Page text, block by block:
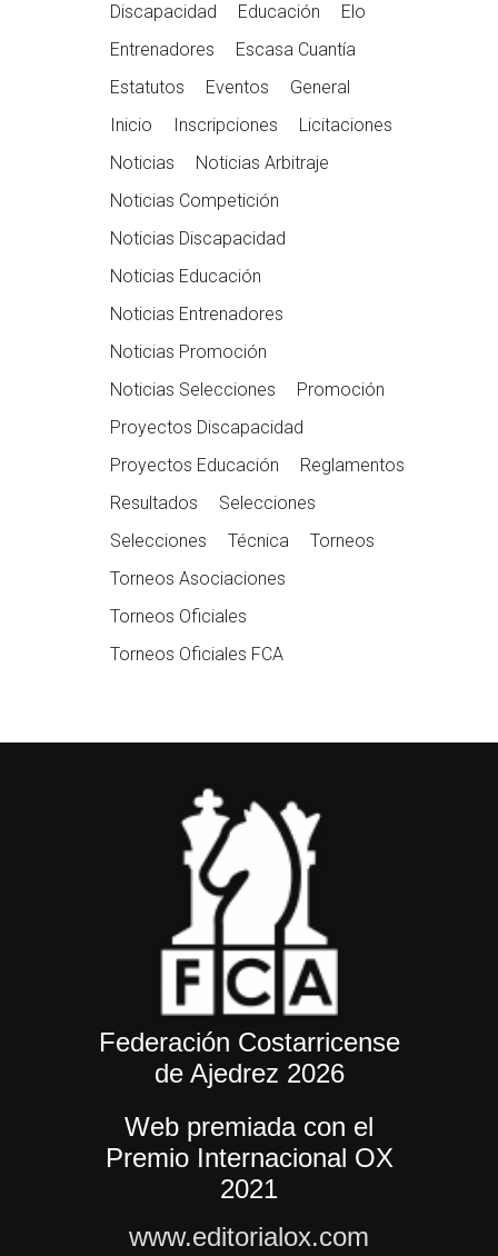
Discapacidad
Educación
Elo
Entrenadores
Escasa Cuantía
Estatutos
Eventos
General
Inicio
Inscripciones
Licitaciones
Noticias
Noticias Arbitraje
Noticias Competición
Noticias Discapacidad
Noticias Educación
Noticias Entrenadores
Noticias Promoción
Noticias Selecciones
Promoción
Proyectos Discapacidad
Proyectos Educación
Reglamentos
Resultados
Selecciones
Selecciones
Técnica
Torneos
Torneos Asociaciones
Torneos Oficiales
Torneos Oficiales FCA
Federación Costarricense
de Ajedrez 2026
Web premiada con el
Premio Internacional OX
2021
www.editorialox.com